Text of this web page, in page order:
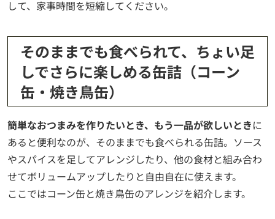
して、家事時間を短縮してください。
そのままでも食べられて、ちょい足
しでさらに楽しめる缶詰（コーン
缶・焼き鳥缶）
簡単なおつまみを作りたいとき、もう一品が欲しいときに
あると便利なのが、そのままでも食べられる缶詰。ソース
やスパイスを足してアレンジしたり、他の食材と組み合わ
せてボリュームアップしたりと自由自在に使えます。
ここではコーン缶と焼き鳥缶のアレンジを紹介します。